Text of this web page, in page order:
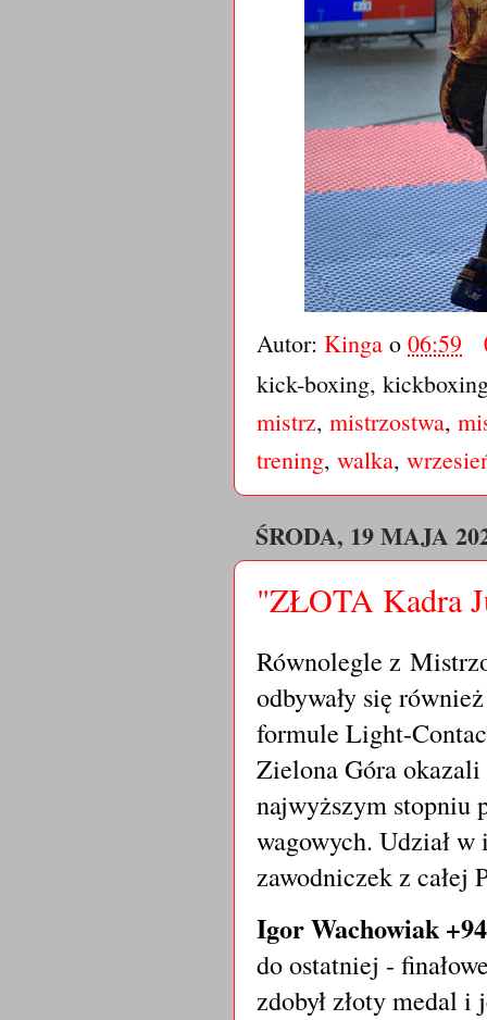
Autor: Kinga o 06:59
kick-boxing,
mistrz, mistrzostwa,
trening, walka,
ŚRODA, 19 MAJA
"ZŁOTA Kadra
Równolegle z
odbywały się
formule Light-
Zielona Góra
najwyższym stopniu
wagowych. Udział
zawodniczek z całej
Igor Wachowiak
do ostatniej -
zdobył złoty medal